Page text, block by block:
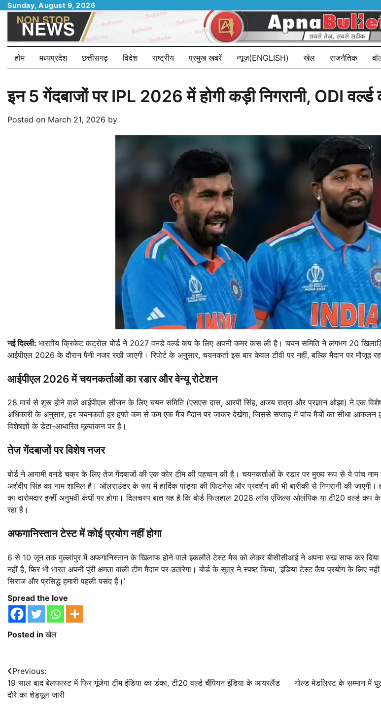
Skip
content
Sunday, August 9, 2026
होम मध्यप्रदेश छत्तीसगढ़ विदेश राष्ट्रीय प्रमुख खबरें न्यूज़(ENGLISH) खेल राजनैतिक
इन 5 गेंदबाजों पर IPL 2026 में होगी कड़ी निगरानी, ODI
Posted on March 21, 2026 by
नई दिल्ली: भारतीय क्रिकेट कंट्रोल बोर्ड ने 2027 वनडे वर्ल्ड कप के लिए अपनी कमर कस ली है। चयन समिति ने लगभग 20
आईपीएल 2026 के दौरान पैनी नजर रखी जाएगी। रिपोर्ट के अनुसार, चयनकर्ता इस बार केवल टीवी पर नहीं, बल्कि मैदान पर
आईपीएल 2026 में चयनकर्ताओं का रडार और वेन्यू रोटेशन
28 मार्च से शुरू होने वाले आईपीएल सीजन के लिए चयन समिति (एसएस दास, आरपी सिंह, अजय रात्रा और प्रज्ञान ओझा) ने एक
अधिकारी के अनुसार, हर चयनकर्ता हर हफ्ते कम से कम एक मैच मैदान पर जाकर देखेगा, जिससे सप्ताह में पांच मैचों का सीधा
विशेषज्ञों के डेटा-आधारित मूल्यांकन पर है।
तेज गेंदबाजों पर विशेष नजर
बोर्ड ने आगामी वनडे चक्र के लिए तेज गेंदबाजों की एक कोर टीम की पहचान की है। चयनकर्ताओं के रडार पर मुख्य रूप से ये पांच नाम
अर्शदीप सिंह का नाम शामिल है। ऑलराउंडर के रूप में हार्दिक पांड्या की फिटनेस और प्रदर्शन की भी बारीकी से निगरानी की
का दारोमदार इन्हीं अनुभवी कंधों पर होगा। दिलचस्प बात यह है कि बोर्ड फिलहाल 2028 लॉस एंजिल्स ओलंपिक या टी20 वर्ल्ड कप
रहा है।
अफगानिस्तान टेस्ट में कोई प्रयोग नहीं होगा
6 से 10 जून तक मुल्लांपुर में अफगानिस्तान के खिलाफ होने वाले इकलौते टेस्ट मैच को लेकर बीसीसीआई ने अपना रुख साफ कर दिया
नहीं है, फिर भी भारत अपनी पूरी क्षमता वाली टीम मैदान पर उतारेगा। बोर्ड के सूत्र ने स्पष्ट किया, ‘इंडिया टेस्ट कैप प्रयोग के लिए
सिराज और प्रसिद्ध हमारी पहली पसंद हैं।’
Spread the love
Posted inखेल
Post
navigation
Previous:
19 साल बाद बेलफास्ट में फिर गूंजेगा टीम इंडिया का डंका, टी20 वर्ल्ड चैंपियन इंडिया के आयरलैंड
दौरे का शेड्यूल जारी
गोल्ड मेडलिस्ट के सम्मान में